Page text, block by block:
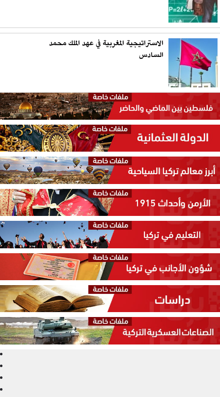
الاستراتيجية المغربية في عهد الملك محمد
السادس